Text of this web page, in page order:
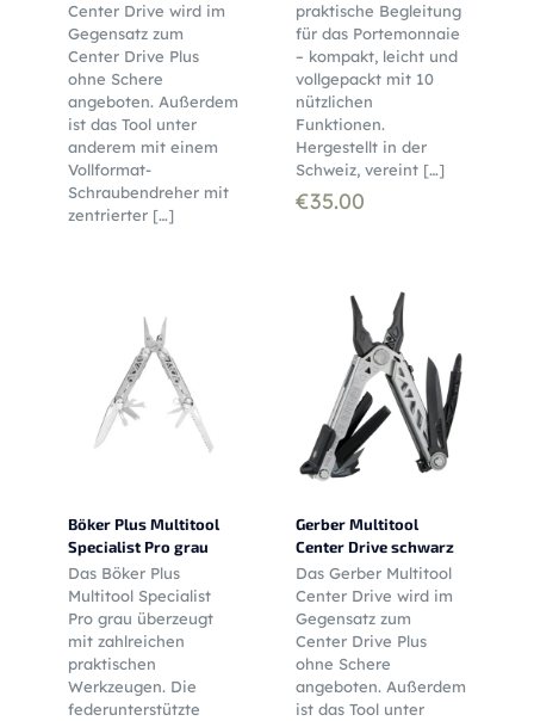
Center Drive wird im
Gegensatz zum
Center Drive Plus
ohne Schere
angeboten. Außerdem
ist das Tool unter
anderem mit einem
Vollformat-
Schraubendreher mit
zentrierter[…]
praktische Begleitung
für das Portemonnaie
– kompakt, leicht und
vollgepackt mit 10
nützlichen
Funktionen.
Hergestellt in der
Schweiz, vereint[…]
€35.00
Böker Plus Multitool
Specialist Pro grau
Das Böker Plus
Multitool Specialist
Pro grau überzeugt
mit zahlreichen
praktischen
Werkzeugen. Die
federunterstützte
Gerber Multitool
Center Drive schwarz
Das Gerber Multitool
Center Drive wird im
Gegensatz zum
Center Drive Plus
ohne Schere
angeboten. Außerdem
ist das Tool unter